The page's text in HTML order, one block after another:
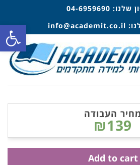
שלנו: 04-6959690
info@academit.co.il
מחיר העבודה
₪139
Add to cart
פתח